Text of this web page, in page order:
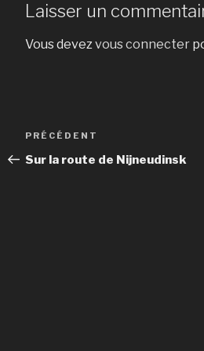
Laisser un
Vous devezvous connecter
Navigation
de
Article
précédent
PRÉCÉDENT
Sur la route de Nijneudinsk